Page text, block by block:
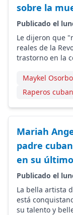
sobre la
Publicado el
Le dijeron que
reales de la
trastorno en la
Maykel Osorbo
Raperos
Mariah
padre
en su
Publicado el
La bella artista
está
su talento y